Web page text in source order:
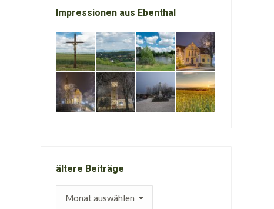
Impressionen aus Ebenthal
ältere Beiträge